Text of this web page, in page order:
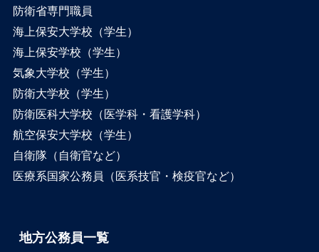
防衛省専門職員
海上保安大学校（学生）
海上保安学校（学生）
気象大学校（学生）
防衛大学校（学生）
防衛医科大学校（医学科・看護学科）
航空保安大学校（学生）
自衛隊（自衛官など）
医療系国家公務員（医系技官・検疫官など）
地方公務員一覧